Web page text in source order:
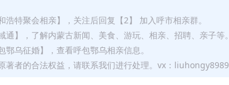
浩特聚会相亲】，关注后回复【2】 加入呼市相亲群。
通】，了解内蒙古新闻、美食、游玩、相亲、招聘、亲子等。
鄂乌征婚】，查看呼包鄂乌相亲信息。
著者的合法权益，请联系我们进行处理。vx：liuhongy8989